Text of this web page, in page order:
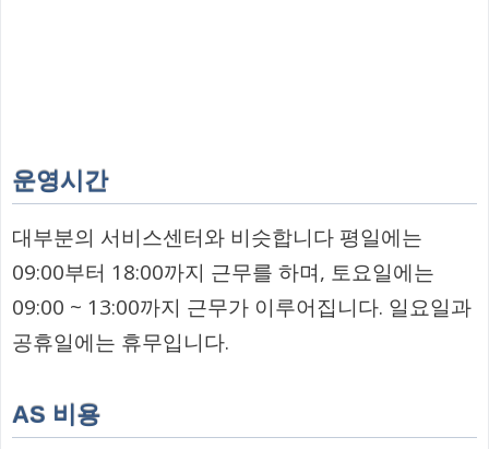
운영시간
대부분의 서비스센터와 비슷합니다 평일에는
09:00부터 18:00까지 근무를 하며, 토요일에는
09:00 ~ 13:00까지 근무가 이루어집니다. 일요일과
공휴일에는 휴무입니다.
AS 비용